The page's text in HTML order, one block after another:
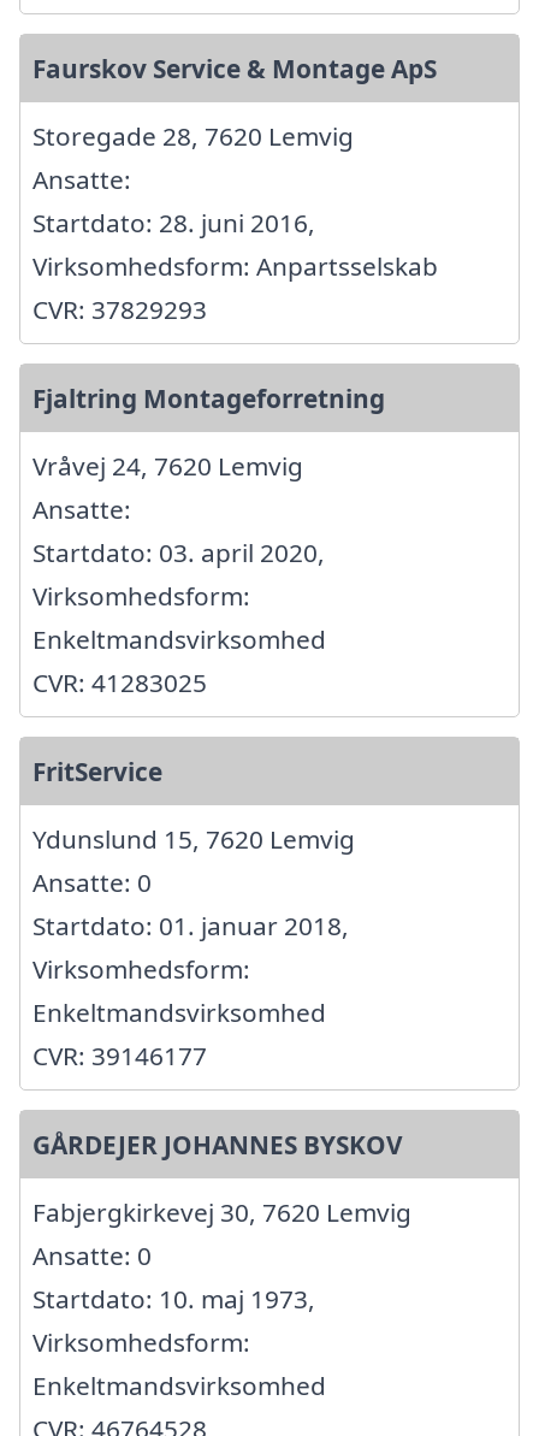
Faurskov Service & Montage ApS
Storegade 28, 7620 Lemvig
Ansatte:
Startdato: 28. juni 2016,
Virksomhedsform: Anpartsselskab
CVR: 37829293
Fjaltring Montageforretning
Vråvej 24, 7620 Lemvig
Ansatte:
Startdato: 03. april 2020,
Virksomhedsform:
Enkeltmandsvirksomhed
CVR: 41283025
FritService
Ydunslund 15, 7620 Lemvig
Ansatte: 0
Startdato: 01. januar 2018,
Virksomhedsform:
Enkeltmandsvirksomhed
CVR: 39146177
GÅRDEJER JOHANNES BYSKOV
Fabjergkirkevej 30, 7620 Lemvig
Ansatte: 0
Startdato: 10. maj 1973,
Virksomhedsform:
Enkeltmandsvirksomhed
CVR: 46764528